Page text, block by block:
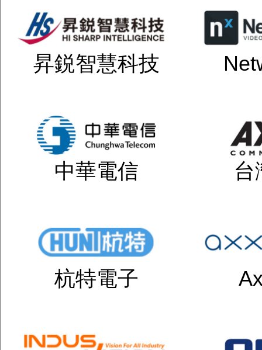
昇鋭智慧科技
中華電信 台
杭特電子